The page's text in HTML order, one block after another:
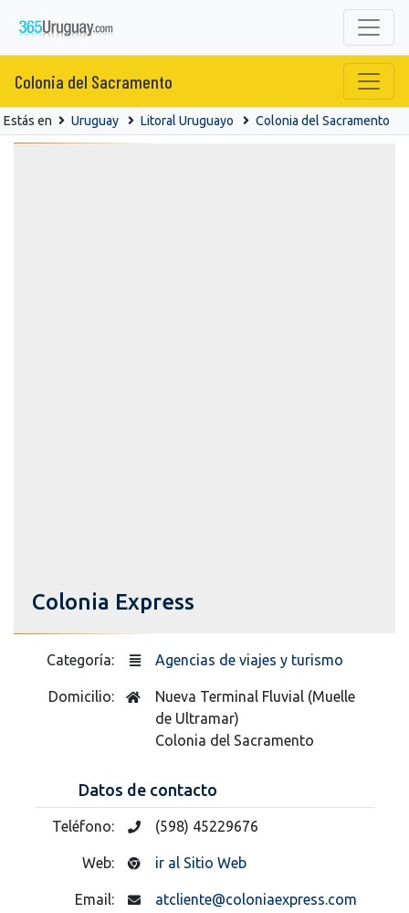
Colonia del Sacramento
Estás en Uruguay Litoral Uruguayo Colonia del Sacramento
Colonia Express
Categoría: Agencias de viajes y turismo
Domicilio:
Nueva Terminal Fluvial (Muelle
de Ultramar)
Colonia del Sacramento
Datos de contacto
Teléfono: (598) 45229676
Web: ir al Sitio Web
Email: atcliente@coloniaexpress.com